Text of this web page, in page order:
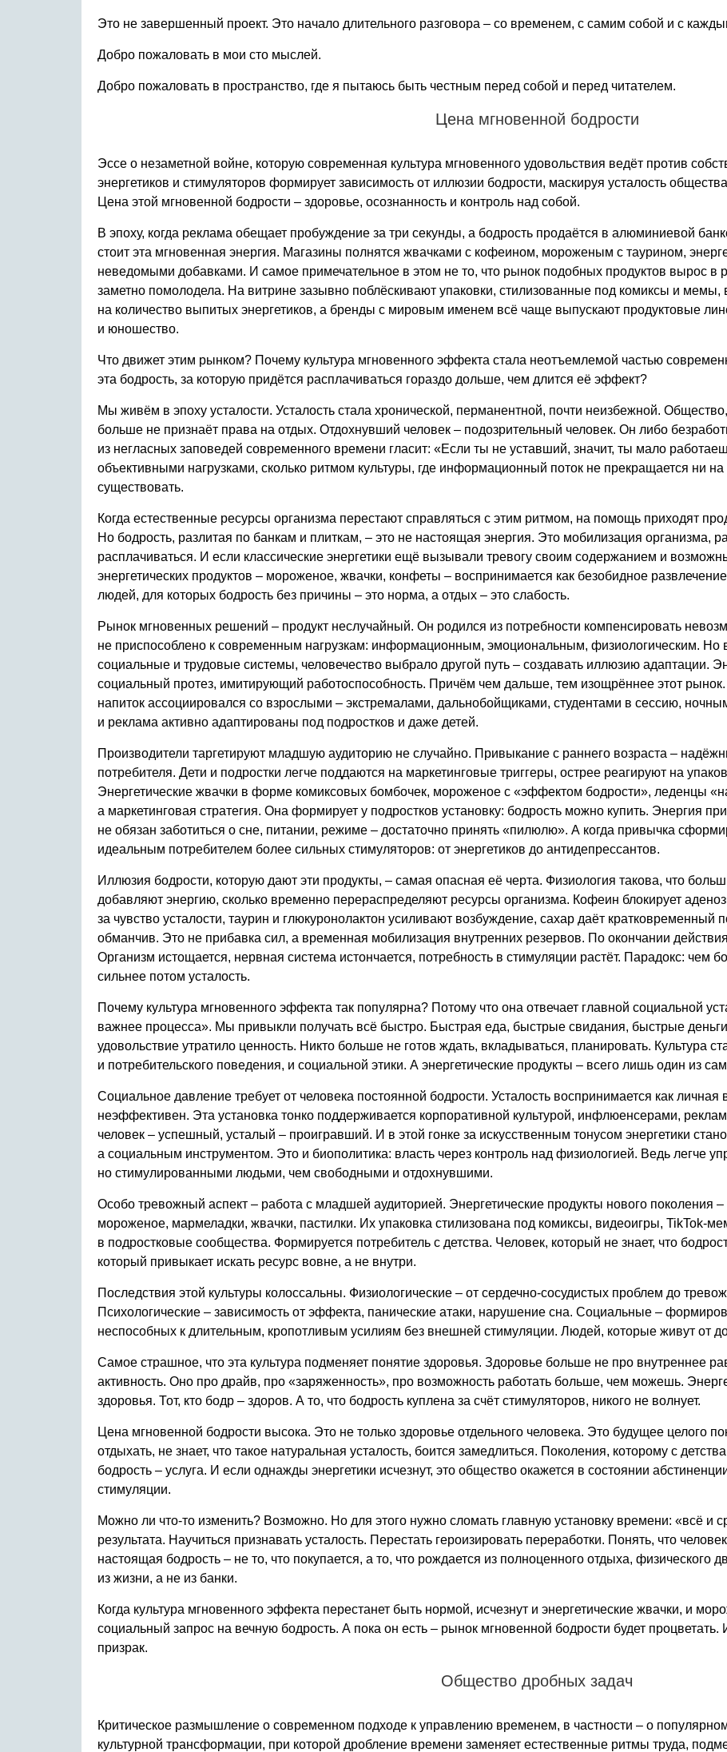
Это не завершенный проект. Это начало длительного разговора – со временем, с самим собой и с
Добро пожаловать в мои сто мыслей.
Добро пожаловать в пространство, где я пытаюсь быть честным перед собой и перед читателем.
Цена мгновенной бодрости
Эссе о незаметной войне, которую современная культура мгновенного удовольствия ведёт против
энергетиков и стимуляторов формирует зависимость от иллюзии бодрости, маскируя усталость
Цена этой мгновенной бодрости – здоровье, осознанность и контроль над собой.
В эпоху, когда реклама обещает пробуждение за три секунды, а бодрость продаётся в алюминиевой
стоит эта мгновенная энергия. Магазины полнятся жвачками с кофеином, мороженым с таурином,
неведомыми добавками. И самое примечательное в этом не то, что рынок подобных продуктов вырос в
заметно помолодела. На витрине зазывно поблёскивают упаковки, стилизованные под комиксы и мемы,
на количество выпитых энергетиков, а бренды с мировым именем всё чаще выпускают продуктовые
и юношество.
Что движет этим рынком? Почему культура мгновенного эффекта стала неотъемлемой частью
эта бодрость, за которую придётся расплачиваться гораздо дольше, чем длится её эффект?
Мы живём в эпоху усталости. Усталость стала хронической, перманентной, почти неизбежной.
больше не признаёт права на отдых. Отдохнувший человек – подозрительный человек. Он либо
из негласных заповедей современного времени гласит: «Если ты не уставший, значит, ты мало
объективными нагрузками, сколько ритмом культуры, где информационный поток не прекращается ни на
существовать.
Когда естественные ресурсы организма перестают справляться с этим ритмом, на помощь приходят
Но бодрость, разлитая по банкам и плиткам, – это не настоящая энергия. Это мобилизация организма,
расплачиваться. И если классические энергетики ещё вызывали тревогу своим содержанием и
энергетических продуктов – мороженое, жвачки, конфеты – воспринимается как безобидное
людей, для которых бодрость без причины – это норма, а отдых – это слабость.
Рынок мгновенных решений – продукт неслучайный. Он родился из потребности компенсировать
не приспособлено к современным нагрузкам: информационным, эмоциональным, физиологическим. Но
социальные и трудовые системы, человечество выбрало другой путь – создавать иллюзию адаптации.
социальный протез, имитирующий работоспособность. Причём чем дальше, тем изощрённее этот рынок.
напиток ассоциировался со взрослыми – экстремалами, дальнобойщиками, студентами в сессию,
и реклама активно адаптированы под подростков и даже детей.
Производители таргетируют младшую аудиторию не случайно. Привыкание с раннего возраста –
потребителя. Дети и подростки легче поддаются на маркетинговые триггеры, острее реагируют на
Энергетические жвачки в форме комиксовых бомбочек, мороженое с «эффектом бодрости», леденцы
а маркетинговая стратегия. Она формирует у подростков установку: бодрость можно купить. Энергия
не обязан заботиться о сне, питании, режиме – достаточно принять «пилюлю». А когда привычка
идеальным потребителем более сильных стимуляторов: от энергетиков до антидепрессантов.
Иллюзия бодрости, которую дают эти продукты, – самая опасная её черта. Физиология такова, что
добавляют энергию, сколько временно перераспределяют ресурсы организма. Кофеин блокирует
за чувство усталости, таурин и глюкуронолактон усиливают возбуждение, сахар даёт
обманчив. Это не прибавка сил, а временная мобилизация внутренних резервов. По окончании
Организм истощается, нервная система истончается, потребность в стимуляции растёт. Парадокс: чем
сильнее потом усталость.
Почему культура мгновенного эффекта так популярна? Потому что она отвечает главной социальной
важнее процесса». Мы привыкли получать всё быстро. Быстрая еда, быстрые свидания, быстрые
удовольствие утратило ценность. Никто больше не готов ждать, вкладываться, планировать. Культура
и потребительского поведения, и социальной этики. А энергетические продукты – всего лишь один из
Социальное давление требует от человека постоянной бодрости. Усталость воспринимается как личная
неэффективен. Эта установка тонко поддерживается корпоративной культурой, инфлюенсерами,
человек – успешный, усталый – проигравший. И в этой гонке за искусственным тонусом энергетики
а социальным инструментом. Это и биополитика: власть через контроль над физиологией. Ведь легче
но стимулированными людьми, чем свободными и отдохнувшими.
Особо тревожный аспект – работа с младшей аудиторией. Энергетические продукты нового поколения
мороженое, мармеладки, жвачки, пастилки. Их упаковка стилизована под комиксы, видеоигры, TikTok-
в подростковые сообщества. Формируется потребитель с детства. Человек, который не знает, что
который привыкает искать ресурс вовне, а не внутри.
Последствия этой культуры колоссальны. Физиологические – от сердечно-сосудистых проблем до
Психологические – зависимость от эффекта, панические атаки, нарушение сна. Социальные –
неспособных к длительным, кропотливым усилиям без внешней стимуляции. Людей, которые живут от
Самое страшное, что эта культура подменяет понятие здоровья. Здоровье больше не про внутреннее
активность. Оно про драйв, про «заряженность», про возможность работать больше, чем можешь.
здоровья. Тот, кто бодр – здоров. А то, что бодрость куплена за счёт стимуляторов, никого не волнует.
Цена мгновенной бодрости высока. Это не только здоровье отдельного человека. Это будущее целого
отдыхать, не знает, что такое натуральная усталость, боится замедлиться. Поколения, которому с
бодрость – услуга. И если однажды энергетики исчезнут, это общество окажется в состоянии
стимуляции.
Можно ли что-то изменить? Возможно. Но для этого нужно сломать главную установку времени: «всё и
результата. Научиться признавать усталость. Перестать героизировать переработки. Понять, что
настоящая бодрость – не то, что покупается, а то, что рождается из полноценного отдыха, физического
из жизни, а не из банки.
Когда культура мгновенного эффекта перестанет быть нормой, исчезнут и энергетические жвачки, и
социальный запрос на вечную бодрость. А пока он есть – рынок мгновенной бодрости будет
призрак.
Общество дробных задач
Критическое размышление о современном подходе к управлению временем, в частности – о
культурной трансформации, при которой дробление времени заменяет естественные ритмы труда,